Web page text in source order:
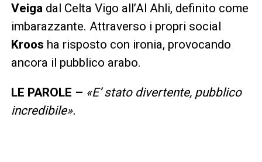
Veiga dal Celta Vigo all’Al Ahli, definito come
imbarazzante. Attraverso i propri social
Kroos ha risposto con ironia, provocando
ancora il pubblico arabo.
LE PAROLE – «E’ stato divertente, pubblico
incredibile».